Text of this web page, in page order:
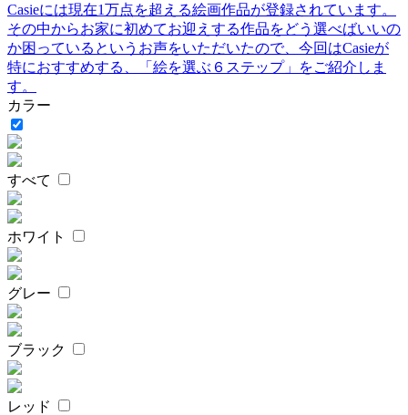
Casieには現在1万点を超える絵画作品が登録されています。
その中からお家に初めてお迎えする作品をどう選べばいいの
か困っているというお声をいただいたので、今回はCasieが
特におすすめする、「絵を選ぶ６ステップ」をご紹介しま
す。
カラー
すべて
ホワイト
グレー
ブラック
レッド